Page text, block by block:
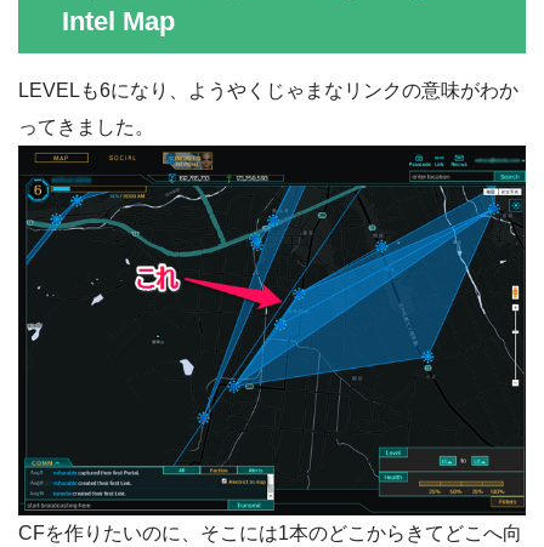
Intel Map
LEVELも6になり、ようやくじゃまなリンクの意味がわか
ってきました。
CFを作りたいのに、そこには1本のどこからきてどこへ向